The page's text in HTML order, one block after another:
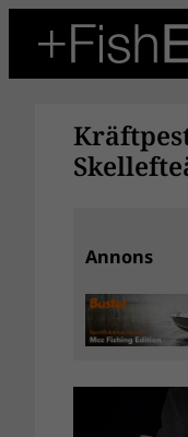
innehåll
Annons